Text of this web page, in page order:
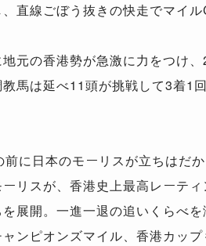
直線ごぼう抜きの快走でマイル
元の香港勢が急激に力をつけ
馬は延べ11頭が挑戦して3着1
に日本のモーリスが立ちはだ
リスが、香港史上最高レーテ
展開。一進一退の追いくらべ
ンピオンズマイル、香港カッ